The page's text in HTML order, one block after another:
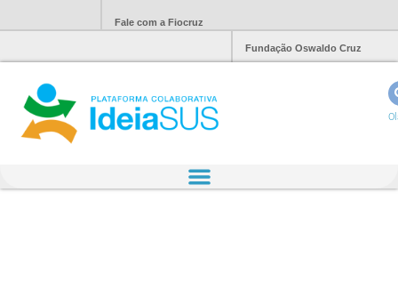
Fale com a Fiocruz
Fundação Oswaldo Cruz